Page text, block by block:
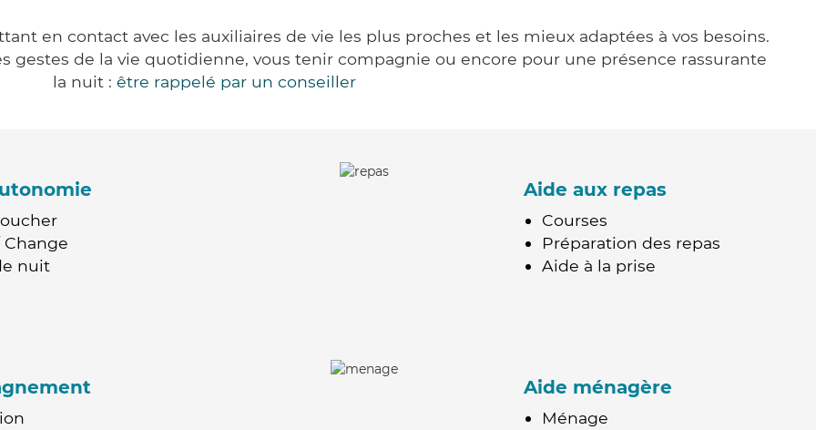
en contact avec les auxiliaires de vie les plus proches et les mieux adaptées à vos besoins.
gestes de la vie quotidienne, vous tenir compagnie ou encore pour une présence rassurante
la nuit : être rappelé par un conseiller
nuit
Aide aux repas
Courses
Préparation des repas
Aide à la prise
Aide ménagère
Ménage